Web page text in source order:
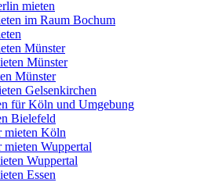
mieten
im Raum Bochum
Münster
Münster
Münster
Gelsenkirchen
für Köln und Umgebung
Bielefeld
mieten Köln
mieten Wuppertal
Wuppertal
Essen